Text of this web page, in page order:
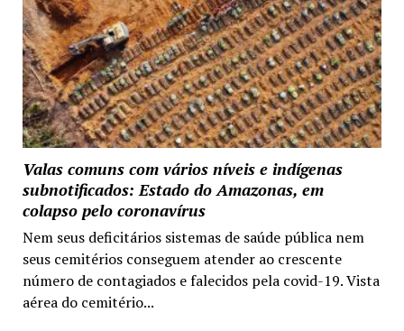
Valas comuns com vários níveis e indígenas
subnotificados: Estado do Amazonas, em
colapso pelo coronavírus
Nem seus deficitários sistemas de saúde pública nem
seus cemitérios conseguem atender ao crescente
número de contagiados e falecidos pela covid-19. Vista
aérea do cemitério...